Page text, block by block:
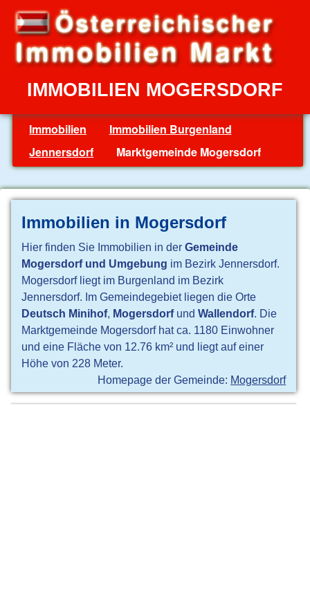
IMMOBILIEN MOGERSDORF
Immobilien
Immobilien Burgenland
Jennersdorf
Marktgemeinde Mogersdorf
Immobilien in Mogersdorf
Hier finden Sie Immobilien in derGemeinde
Mogersdorf und Umgebung im Bezirk Jennersdorf.
Mogersdorf liegt im Burgenland im Bezirk
Jennersdorf. Im Gemeindegebiet liegen die Orte
Deutsch Minihof, MogersdorfundWallendorf. Die
Marktgemeinde Mogersdorf hat ca. 1180 Einwohner
und eine Fläche von 12.76 km² und liegt auf einer
Höhe von 228 Meter.
Homepage der Gemeinde: Mogersdorf